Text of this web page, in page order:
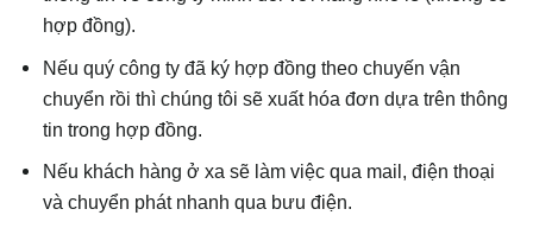
hợp đồng).
Nếu quý công ty đã ký hợp đồng theo chuyến vận
chuyển rồi thì chúng tôi sẽ xuất hóa đơn dựa trên thông
tin trong hợp đồng.
Nếu khách hàng ở xa sẽ làm việc qua mail, điện thoại
và chuyển phát nhanh qua bưu điện.